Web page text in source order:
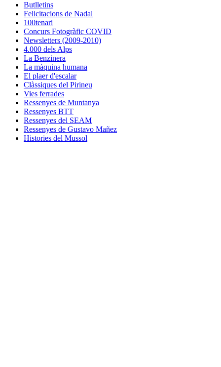
Butlletins
Felicitacions de Nadal
100tenari
Concurs Fotogràfic COVID
Newsletters (2009-2010)
4.000 dels Alps
La Benzinera
La màquina humana
El plaer d'escalar
Clàssiques del Pirineu
Vies ferrades
Ressenyes de Muntanya
Ressenyes BTT
Ressenyes del SEAM
Ressenyes de Gustavo Mañez
Histories del Mussol